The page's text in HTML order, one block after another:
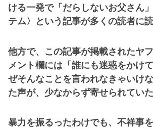
ける一発で「だらしないお父さん
テム〉という記事が多くの読者に
他方で、この記事が掲載されたヤ
メント欄には「誰にも迷惑をかけ
ぜそんなことを言われなきゃいけ
た声が、少なからず寄せられていた
暴力を振るったわけでも、不祥事